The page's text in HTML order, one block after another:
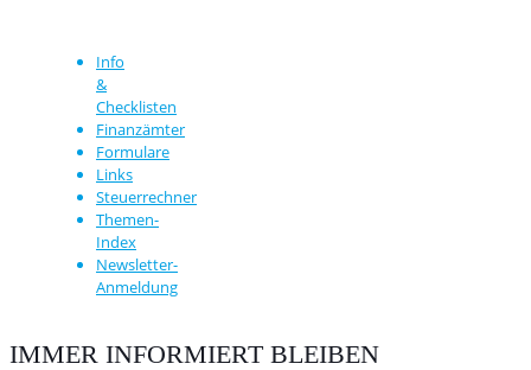
Info
&
Checklisten
Finanzämter
Formulare
Links
Steuerrechner
Themen-
Index
Newsletter-
Anmeldung
IMMER INFORMIERT BLEIBEN